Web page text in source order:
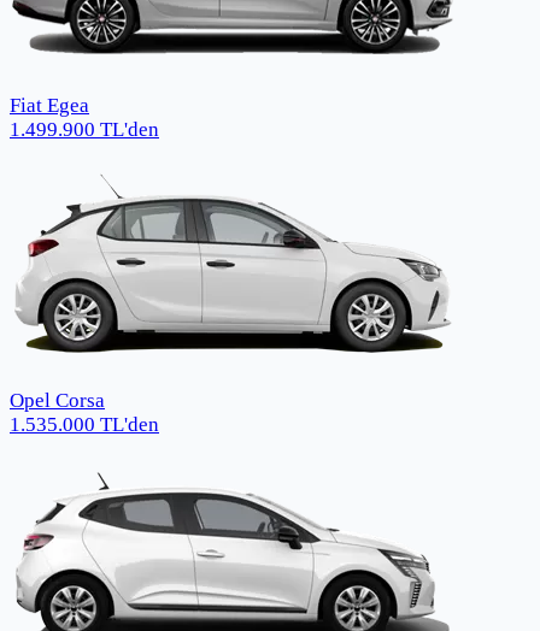
Fiat Egea
1.499.900 TL'den
Opel Corsa
1.535.000 TL'den